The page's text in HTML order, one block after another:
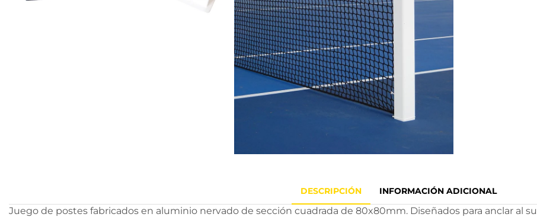
DESCRIPCIÓN INFORMACIÓN ADICIONAL
Juego de postes fabricados en aluminio nervado de sección cuadrada de 80x80mm. Diseñados para anclar al